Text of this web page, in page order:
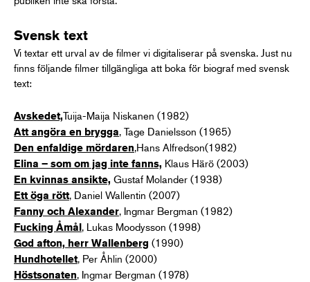
Svensk text
Vi textar ett urval av de filmer vi digitaliserar på svenska. Just nu
finns följande filmer tillgängliga att boka för biograf med svensk
text:
Avskedet,Tuija-Maija Niskanen (1982)
Att angöra en brygga, Tage Danielsson (1965)
Den enfaldige mördaren,Hans Alfredson(1982)
Elina – som om jag inte fanns, Klaus Härö (2003)
En kvinnas ansikte, Gustaf Molander (1938)
Ett öga rött, Daniel Wallentin (2007)
Fanny och Alexander, Ingmar Bergman (1982)
Fucking Åmål, Lukas Moodysson (1998)
God afton, herr Wallenberg (1990)
Hundhotellet, Per Åhlin (2000)
Höstsonaten, Ingmar Bergman (1978)